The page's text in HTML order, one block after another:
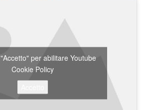
per abilitare Youtube
Cookie Policy